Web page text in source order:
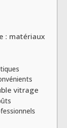
: matériaux
vitrage